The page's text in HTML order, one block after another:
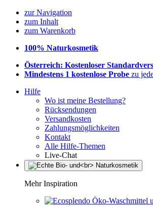
zur Navigation
zum Inhalt
zum Warenkorb
100% Naturkosmetik
Österreich: Kostenloser
Mindestens 1 kostenlose Probe zu
Hilfe
Wo ist meine Bestellung?
Rücksendungen
Versandkosten
Zahlungsmöglichkeiten
Kontakt
Alle Hilfe-Themen
Live-Chat
Mehr Inspiration
Öko-Waschmittel